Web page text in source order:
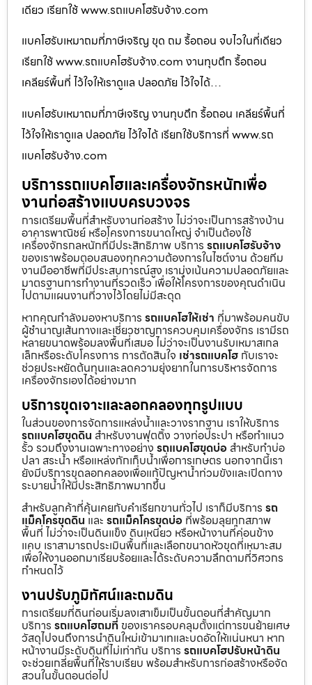
เดียว เรียกใช้ www.รถแบคโฮรับจ้าง.com
แบคโฮรับเหมาถมที่ภาษีเจริญ ขุด ถม รื้อถอน จบไวในที่เดียว
เรียกใช้ www.รถแบคโฮรับจ้าง.com งานทุบตึก รื้อถอน
เคลียร์พื้นที่ ไว้ใจให้เราดูแล ปลอดภัย ไว้ใจได้…
แบคโฮรับเหมาถมที่ภาษีเจริญ งานทุบตึก รื้อถอน เคลียร์พื้นที่
ไว้ใจให้เราดูแล ปลอดภัย ไว้ใจได้ เรียกใช้บริการที่ www.รถ
แบคโฮรับจ้าง.com
บริการรถแบคโฮและเครื่องจักรหนักเพื่อ
งานก่อสร้างแบบครบวงจร
การเตรียมพื้นที่สำหรับงานก่อสร้าง ไม่ว่าจะเป็นการสร้างบ้าน
อาคารพาณิชย์ หรือโครงการขนาดใหญ่ จำเป็นต้องใช้
เครื่องจักรกลหนักที่มีประสิทธิภาพ บริการ รถแบคโฮรับจ้าง
ของเราพร้อมตอบสนองทุกความต้องการในไซต์งาน ด้วยทีม
งานมืออาชีพที่มีประสบการณ์สูง เรามุ่งเน้นความปลอดภัยและ
มาตรฐานการทำงานที่รวดเร็ว เพื่อให้โครงการของคุณดำเนิน
ไปตามแผนงานที่วางไว้โดยไม่มีสะดุด
หากคุณกำลังมองหาบริการ รถแบคโฮให้เช่า ที่มาพร้อมคนขับ
ผู้ชำนาญเส้นทางและเชี่ยวชาญการควบคุมเครื่องจักร เรามีรถ
หลายขนาดพร้อมลงพื้นที่เสมอ ไม่ว่าจะเป็นงานรับเหมาสเกล
เล็กหรือระดับโครงการ การตัดสินใจ เช่ารถแบคโฮ กับเราจะ
ช่วยประหยัดต้นทุนและลดความยุ่งยากในการบริหารจัดการ
เครื่องจักรเองได้อย่างมาก
บริการขุดเจาะและลอกคลองทุกรูปแบบ
ในส่วนของการจัดการแหล่งน้ำและวางรากฐาน เราให้บริการ
รถแบคโฮขุดดิน สำหรับงานฟุตติ้ง วางท่อประปา หรือทำแนว
รั้ว รวมถึงงานเฉพาะทางอย่าง รถแบคโฮขุดบ่อ สำหรับทำบ่อ
ปลา สระน้ำ หรือแหล่งกักเก็บน้ำเพื่อการเกษตร นอกจากนี้เรา
ยังมีบริการขุดลอกคลองเพื่อแก้ปัญหาน้ำท่วมขังและเปิดทาง
ระบายน้ำให้มีประสิทธิภาพมากขึ้น
สำหรับลูกค้าที่คุ้นเคยกับคำเรียกขานทั่วไป เราก็มีบริการ รถ
แม็คโครขุดดิน และ รถแม็คโครขุดบ่อ ที่พร้อมลุยทุกสภาพ
พื้นที่ ไม่ว่าจะเป็นดินแข็ง ดินเหนียว หรือหน้างานที่ค่อนข้าง
แคบ เราสามารถประเมินพื้นที่และเลือกขนาดหัวขุดที่เหมาะสม
เพื่อให้งานออกมาเรียบร้อยและได้ระดับความลึกตามที่วิศวกร
กำหนดไว้
งานปรับภูมิทัศน์และถมดิน
การเตรียมที่ดินก่อนเริ่มลงเสาเข็มเป็นขั้นตอนที่สำคัญมาก
บริการ รถแบคโฮถมที่ ของเราครอบคลุมตั้งแต่การขนย้ายเศษ
วัสดุไปจนถึงการนำดินใหม่เข้ามาเทและบดอัดให้แน่นหนา หาก
หน้างานมีระดับดินที่ไม่เท่ากัน บริการ รถแบคโฮปรับหน้าดิน
จะช่วยเกลี่ยพื้นที่ให้ราบเรียบ พร้อมสำหรับการก่อสร้างหรือจัด
สวนในขั้นตอนต่อไป